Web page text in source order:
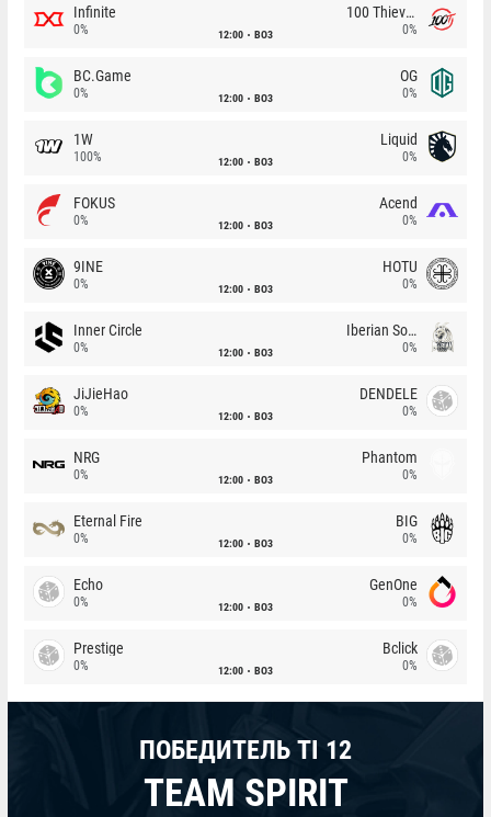
Infinite
0% 12:00 BO3
100 Thieves
0%
BC.Game
0% 12:00 BO3
OG
0%
1W
100% 12:00 BO3
Liquid
0%
FOKUS
0% 12:00 BO3
Acend
0%
9INE
0% 12:00 BO3
HOTU
0%
Inner Circle
0% 12:00 BO3
Iberian Soul
0%
JiJieHao
0% 12:00 BO3
DENDELE
0%
NRG
0% 12:00 BO3
Phantom
0%
Eternal Fire
0% 12:00 BO3
BIG
0%
Echo
0% 12:00 BO3
GenOne
0%
Prestige
0% 12:00 BO3
Bclick
0%
ПОБЕДИТЕЛЬ TI 12
TEAM SPIRIT